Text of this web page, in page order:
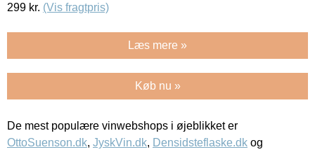
299 kr. (Vis fragtpris)
Læs mere »
Køb nu »
De mest populære vinwebshops i øjeblikket er
OttoSuenson.dk, JyskVin.dk, Densidsteflaske.dk og